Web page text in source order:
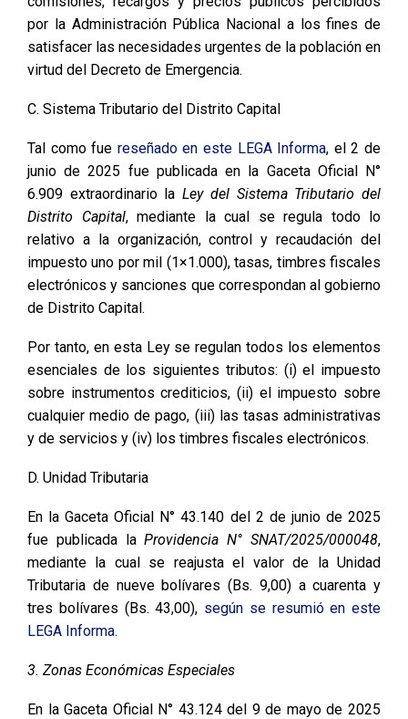
por la Administración Pública Nacional a los fines de
satisfacer las necesidades urgentes de la población en
virtud del Decreto de Emergencia.
C. Sistema Tributario del Distrito Capital
Tal como fue reseñado en este LEGA Informa, el 2 de
junio de 2025 fue publicada en la Gaceta Oficial N°
6.909 extraordinario laLey del Sistema Tributario del
Distrito Capital, mediante la cual se regula todo lo
relativo a la organización, control y recaudación del
impuesto uno por mil (1×1.000), tasas, timbres fiscales
electrónicos y sanciones que correspondan al gobierno
de Distrito Capital.
Por tanto, en esta Ley se regulan todos los elementos
esenciales de los siguientes tributos: (i) el impuesto
sobre instrumentos crediticios, (ii) el impuesto sobre
cualquier medio de pago, (iii) las tasas administrativas
y de servicios y (iv) los timbres fiscales electrónicos.
D. Unidad Tributaria
En la Gaceta Oficial N° 43.140 del 2 de junio de 2025
fue publicada laProvidencia N° SNAT/2025/000048,
mediante la cual se reajusta el valor de la Unidad
Tributaria de nueve bolívares (Bs. 9,00) a cuarenta y
tres bolívares (Bs. 43,00), según se resumió en este
LEGA Informa.
3. Zonas Económicas Especiales
En la Gaceta Oficial N° 43.124 del 9 de mayo de 2025